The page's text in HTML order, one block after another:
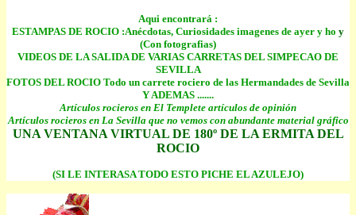
Aqui encontrará :
ESTAMPAS DE ROCIO :Anécdotas, Curiosidades imagenes de ayer y ho y
(Con fotografias)
VIDEOS DE LA SALIDA DE VARIAS CARRETAS DEL SIMPECAO DE
SEVILLA
FOTOS DEL ROCIO Todo un carrete rociero de las Hermandades de Sevilla
Y ADEMAS .......
Artículos rocieros en El Templete artículos de opinión
Artículos rocieros en La Sevilla que no vemos con abundante material gráfico
UNA VENTANA VIRTUAL DE 180º DE LA ERMITA DEL
ROCIO
(SI LE INTERASA TODO ESTO PICHE EL AZULEJO)